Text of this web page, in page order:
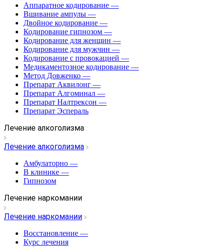
Аппаратное кодирование —
Вшивание ампулы —
Двойное кодирование —
Кодирование гипнозом —
Кодирование для женщин —
Кодирование для мужчин —
Кодирование с провокацией —
Медикаментозное кодирование —
Метод Довженко —
Препарат Аквилонг —
Препарат Алгоминал —
Препарат Налтрексон —
Препарат Эспераль
Лечение алкоголизма
Лечение алкоголизма
Амбулаторно —
В клинике —
Гипнозом
Лечение наркомании
Лечение наркомании
Восстановление —
Курс лечения